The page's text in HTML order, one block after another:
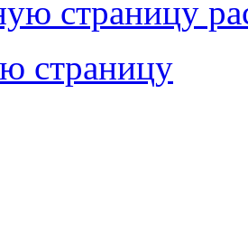
страницу
страницу